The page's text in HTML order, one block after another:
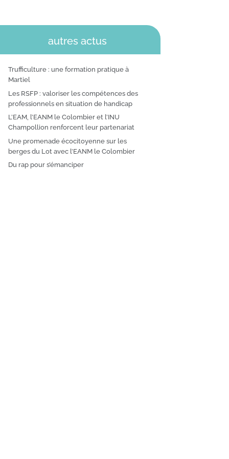
autres actus
Trufficulture : une formation pratique à
Martiel
Les RSFP : valoriser les compétences des
professionnels en situation de handicap
L’EAM, l’EANM le Colombier et l’INU
Champollion renforcent leur partenariat
Une promenade écocitoyenne sur les
berges du Lot avec l’EANM le Colombier
Du rap pour s’émanciper